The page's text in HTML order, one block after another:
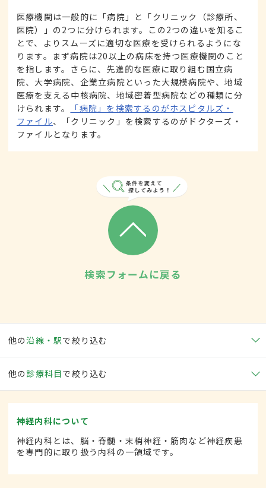
医療機関は一般的に「病院」と「クリニック（診療所、
医院）」の2つに分けられます。この2つの違いを知るこ
とで、よりスムーズに適切な医療を受けられるようにな
ります。まず病院は20以上の病床を持つ医療機関のこと
を指します。さらに、先進的な医療に取り組む国立病
院、大学病院、企業立病院といった大規模病院や、地域
医療を支える中核病院、地域密着型病院などの種類に分
けられます。
「病院」を検索するのがホスピタルズ・
ファイル、「クリニック」を検索するのがドクターズ・
ファイルとなります。
検索フォームに戻る
他の沿線・駅で絞り込む
他の 診療科目で絞り込む
神経内科について
神経内科とは、脳・脊髄・末梢神経・筋肉など神経疾患
を専門的に取り扱う内科の一領域です。